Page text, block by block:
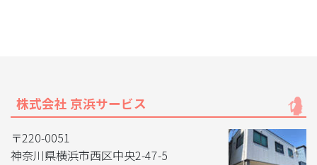
株式会社 京浜サービス
〒220-0051
神奈川県横浜市西区中央2-47-5